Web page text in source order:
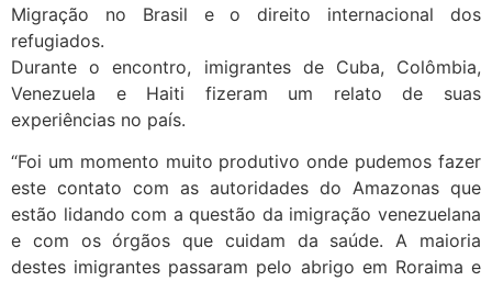
Migração no Brasil e o direito internacional dos
refugiados.
Durante o encontro, imigrantes de Cuba, Colômbia,
Venezuela e Haiti fizeram um relato de suas
experiências no país.
“Foi um momento muito produtivo onde pudemos fazer
este contato com as autoridades do Amazonas que
estão lidando com a questão da imigração venezuelana
e com os órgãos que cuidam da saúde. A maioria
destes imigrantes passaram pelo abrigo em Roraima e